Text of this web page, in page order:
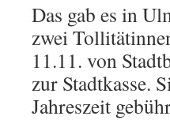
Das gab es in
zwei
11.11. von
zur Stadtkasse.
Jahreszeit